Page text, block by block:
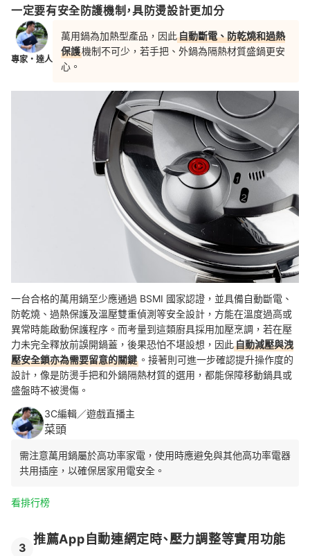
一定要有安全防護機制，具防燙設計更加分
專家・達人
萬用鍋為加熱型產品，因此自動斷電、防乾燒和過熱
保護機制不可少，若手把、外鍋為隔熱材質盛鍋更安
心。
一台合格的萬用鍋至少應通過 BSMI 國家認證，並具備自動斷電、
防乾燒、過熱保護及溫壓雙重偵測等安全設計，方能在溫度過高或
異常時能啟動保護程序。而考量到這類廚具採用加壓烹調，若在壓
力未完全釋放前誤開鍋蓋，後果恐怕不堪設想，因此自動減壓與洩
壓安全鎖亦為需要留意的關鍵 。接著則可進一步確認提升操作度的
設計，像是防燙手把和外鍋隔熱材質的選用，都能保障移動鍋具或
盛盤時不被燙傷。
3C編輯／遊戲直播主
菜頭
需注意萬用鍋屬於高功率家電，使用時應避免與其他高功率電器
共用插座，以確保居家用電安全。
看排行榜
3
推薦App自動連網定時、壓力調整等實用功能